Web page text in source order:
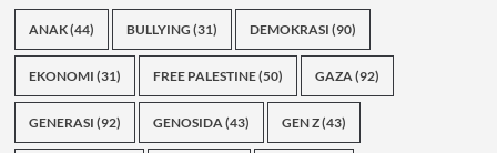
ANAK(44) BULLYING (31) DEMOKRASI (90)
EKONOMI (31) FREE PALESTINE(50) GAZA(92)
GENERASI (92) GENOSIDA(43) GEN Z(43)